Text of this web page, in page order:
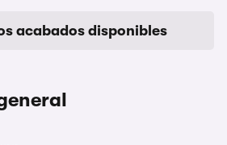
acabados disponibles